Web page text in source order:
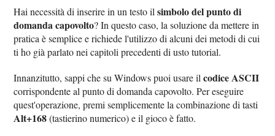
Hai necessità di inserire in un testo ilsimbolo del punto di
domanda capovolto? In questo caso, la soluzione da mettere in
pratica è semplice e richiede l'utilizzo di alcuni dei metodi di cui
ti ho già parlato nei capitoli precedenti di usto tutorial.
Innanzitutto, sappi che su Windows puoi usare ilcodice ASCII
corrispondente al punto di domanda capovolto. Per eseguire
quest'operazione, premi semplicemente la combinazione di tasti
Alt+168(tastierino numerico) e il gioco è fatto.